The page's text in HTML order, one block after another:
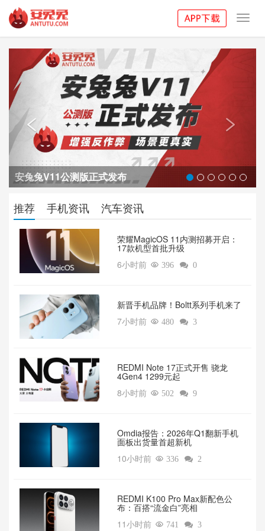
安兔兔V11公测版正式发布

Previous

推荐 手机资讯 汽车资讯
荣耀MagicOS 11内测招募开启：
17款机型首批升级
6小时前  396  0
新晋手机品牌！Boltt系列手机来了
7小时前  480  3
REDMI Note 17正式开售 骁龙
4Gen4 1299元起
8小时前  502  9
Omdia报告：2026年Q1翻新手机
面板出货量首超新机
10小时前  336  2
REDMI K100 Pro Max新配色公
布：百搭“流金白”亮相
11小时前  741  3